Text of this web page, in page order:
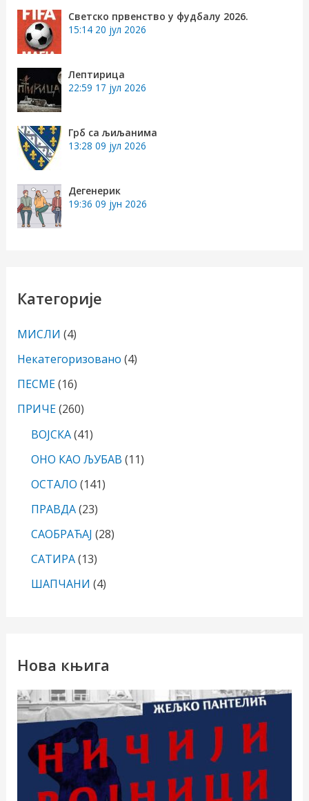
з
:
Светско првенство у фудбалу 2026.
15:14 20 јул 2026
Лептирица
22:59 17 јул 2026
Грб са љиљанима
13:28 09 јул 2026
Дегенерик
19:36 09 јун 2026
Категорије
МИСЛИ (4)
Некатегоризовано (4)
ПЕСМЕ(16)
ПРИЧЕ(260)
ВОЈСКА(41)
ОНО КАО ЉУБАВ (11)
ОСТАЛО (141)
ПРАВДА(23)
САОБРАЋАЈ (28)
САТИРА(13)
ШАПЧАНИ (4)
Нова књига